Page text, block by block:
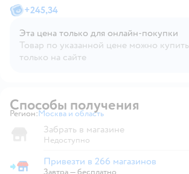
+245,34
Эта цена только для онлайн‑покупки
Товар по указанной цене можно купить
только на сайте
Способы получения
Регион: Выбор адреса доставки.
Москва и область
Забрать в магазине
Недоступно
Привезти в магазин
Привезти в 266 магазинов
Завтра—бесплатно